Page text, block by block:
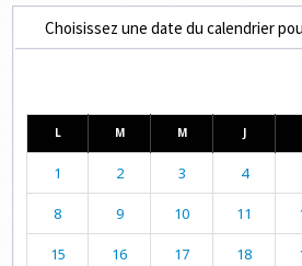
Choisissez une date du calendrier
L M M J
1 2 3 4
8 9 10 11
15 16 17 18